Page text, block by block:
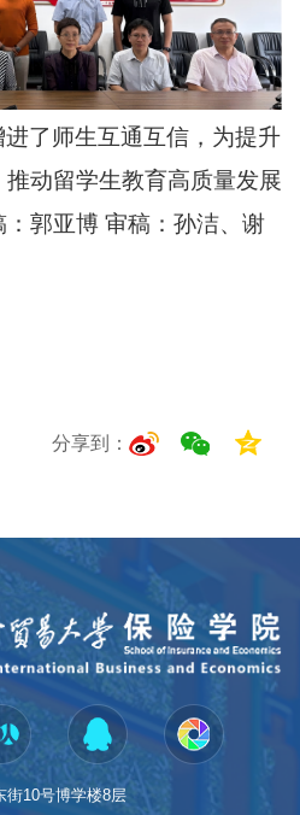
了师生互通互信，为提升
动留学生教育高质量发展
郭亚博 审稿： 孙洁、 谢
分享到：
街10号博学楼8层